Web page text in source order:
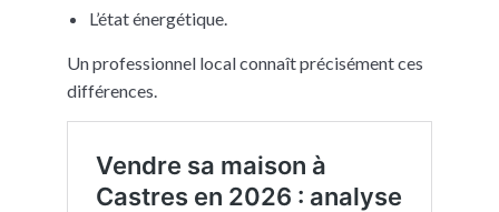
L’état énergétique.
Un professionnel local connaît précisément ces
différences.